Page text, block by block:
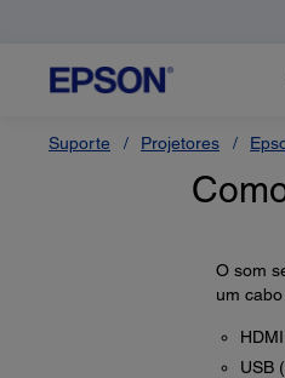
Suporte Projetores
O som
um
HDMI
USB